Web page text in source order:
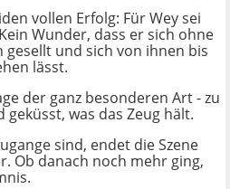
vollen Erfolg: Für Wey sei
Wunder, dass er sich ohne
gesellt und sich von ihnen bis
lässt.
der ganz besonderen Art - zu
was das Zeug hält.
sind, endet die Szene
Ob danach noch mehr ging,